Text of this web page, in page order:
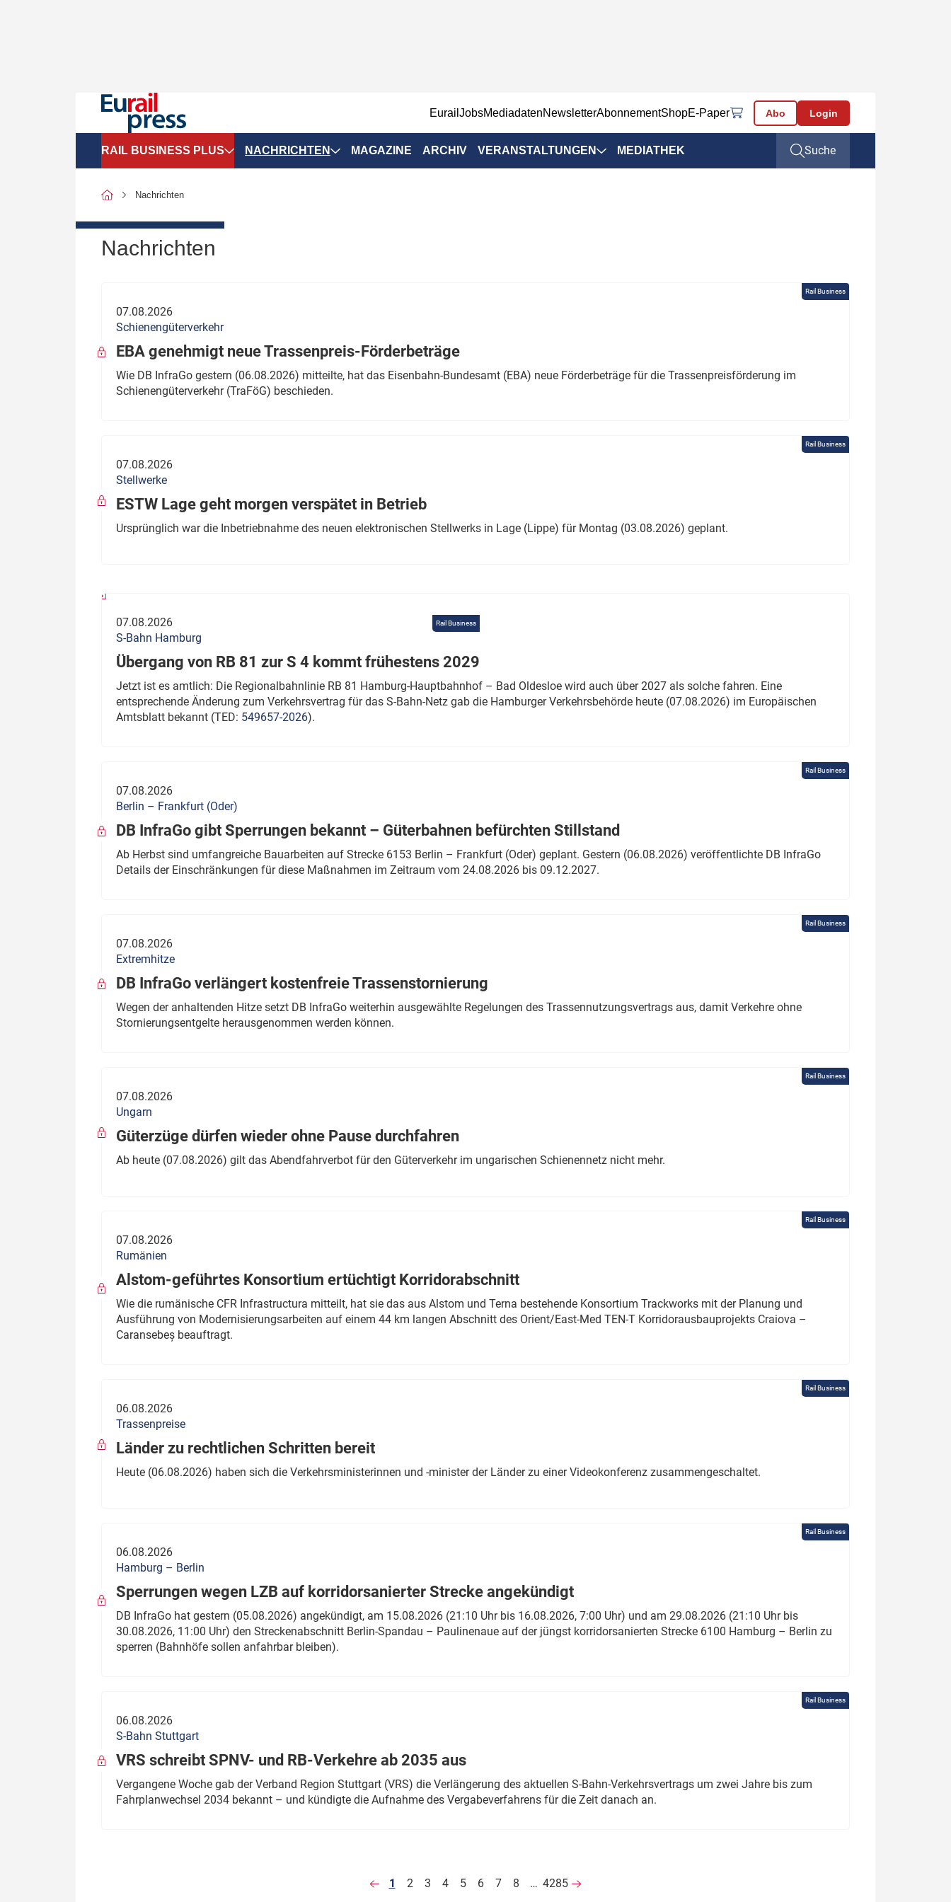
EurailJobsMediadatenNewsletterAbonnementShopE-Paper Abo Login
RAIL BUSINESS PLUS
SPNV-Marktdaten
Politik
Verbände: Wer spricht für
wen?
Thema des Monats
Dossier: Generalsanierung
Dossier: ETCS
NACHRICHTEN
Infrastruktur & Ausrüstung
ÖPNV
MAGAZINE ARCHIV VERANSTALTUNGEN MEDIATHEK Suche
Nachrichten
Nachrichten
Rail Business
07.08.2026
Schienengüterverkehr
EBA genehmigt neue Trassenpreis-Förderbeträge
Wie DB InfraGo gestern (06.08.2026) mitteilte, hat das Eisenbahn-Bundesamt (EBA) neue Förderbeträge für die Trassenpreisförderung im
Schienengüterverkehr (TraFöG) beschieden.
Rail Business
07.08.2026
Stellwerke
ESTW Lage geht morgen verspätet in Betrieb
Ursprünglich war die Inbetriebnahme des neuen elektronischen Stellwerks in Lage (Lippe) für Montag (03.08.2026) geplant.
Rail Business
07.08.2026
S-Bahn Hamburg
Übergang von RB 81 zur S 4 kommt frühestens 2029
Jetzt ist es amtlich: Die Regionalbahnlinie RB 81 Hamburg-Hauptbahnhof – Bad Oldesloe wird auch über 2027 als solche fahren. Eine
entsprechende Änderung zum Verkehrsvertrag für das S-Bahn-Netz gab die Hamburger Verkehrsbehörde heute (07.08.2026) im Europäischen
Amtsblatt bekannt (TED: 549657-2026).
Rail Business
07.08.2026
Berlin – Frankfurt (Oder)
DB InfraGo gibt Sperrungen bekannt – Güterbahnen befürchten Stillstand
Ab Herbst sind umfangreiche Bauarbeiten auf Strecke 6153 Berlin – Frankfurt (Oder) geplant. Gestern (06.08.2026) veröffentlichte DB InfraGo
Details der Einschränkungen für diese Maßnahmen im Zeitraum vom 24.08.2026 bis 09.12.2027.
Rail Business
07.08.2026
Extremhitze
DB InfraGo verlängert kostenfreie Trassenstornierung
Wegen der anhaltenden Hitze setzt DB InfraGo weiterhin ausgewählte Regelungen des Trassennutzungsvertrags aus, damit Verkehre ohne
Stornierungsentgelte herausgenommen werden können.
Rail Business
07.08.2026
Ungarn
Güterzüge dürfen wieder ohne Pause durchfahren
Ab heute (07.08.2026) gilt das Abendfahrverbot für den Güterverkehr im ungarischen Schienennetz nicht mehr.
Rail Business
07.08.2026
Rumänien
Alstom-geführtes Konsortium ertüchtigt Korridorabschnitt
Wie die rumänische CFR Infrastructura mitteilt, hat sie das aus Alstom und Terna bestehende Konsortium Trackworks mit der Planung und
Ausführung von Modernisierungsarbeiten auf einem 44 km langen Abschnitt des Orient/East-Med TEN-T Korridorausbauprojekts Craiova –
Caransebeș beauftragt.
Rail Business
06.08.2026
Trassenpreise
Länder zu rechtlichen Schritten bereit
Heute (06.08.2026) haben sich die Verkehrsministerinnen und -minister der Länder zu einer Videokonferenz zusammengeschaltet.
Rail Business
06.08.2026
Hamburg – Berlin
Sperrungen wegen LZB auf korridorsanierter Strecke angekündigt
DB InfraGo hat gestern (05.08.2026) angekündigt, am 15.08.2026 (21:10 Uhr bis 16.08.2026, 7:00 Uhr) und am 29.08.2026 (21:10 Uhr bis
30.08.2026, 11:00 Uhr) den Streckenabschnitt Berlin-Spandau – Paulinenaue auf der jüngst korridorsanierten Strecke 6100 Hamburg – Berlin zu
sperren (Bahnhöfe sollen anfahrbar bleiben).
Rail Business
06.08.2026
S-Bahn Stuttgart
VRS schreibt SPNV- und RB-Verkehre ab 2035 aus
Vergangene Woche gab der Verband Region Stuttgart (VRS) die Verlängerung des aktuellen S-Bahn-Verkehrsvertrags um zwei Jahre bis zum
Fahrplanwechsel 2034 bekannt – und kündigte die Aufnahme des Vergabeverfahrens für die Zeit danach an.
1 2 3 4 5 6 7 8 … 4285